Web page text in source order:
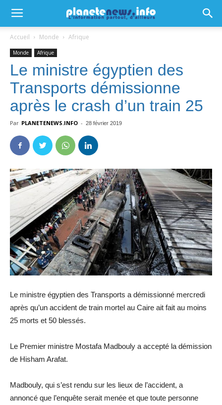
Accueil Monde Afrique
Monde Afrique
Le ministre égyptien des
Transports démissionne
après le crash d’un train 25
Par PLANETENEWS.INFO - 28 février 2019
Le ministre égyptien des Transports a démissionné mercredi
après qu’un accident de train mortel au Caire ait fait au moins
25 morts et 50 blessés.
Le Premier ministre Mostafa Madbouly a accepté la démission
de Hisham Arafat.
Madbouly, qui s’est rendu sur les lieux de l’accident, a
annoncé que l’enquête serait menée et que toute personne